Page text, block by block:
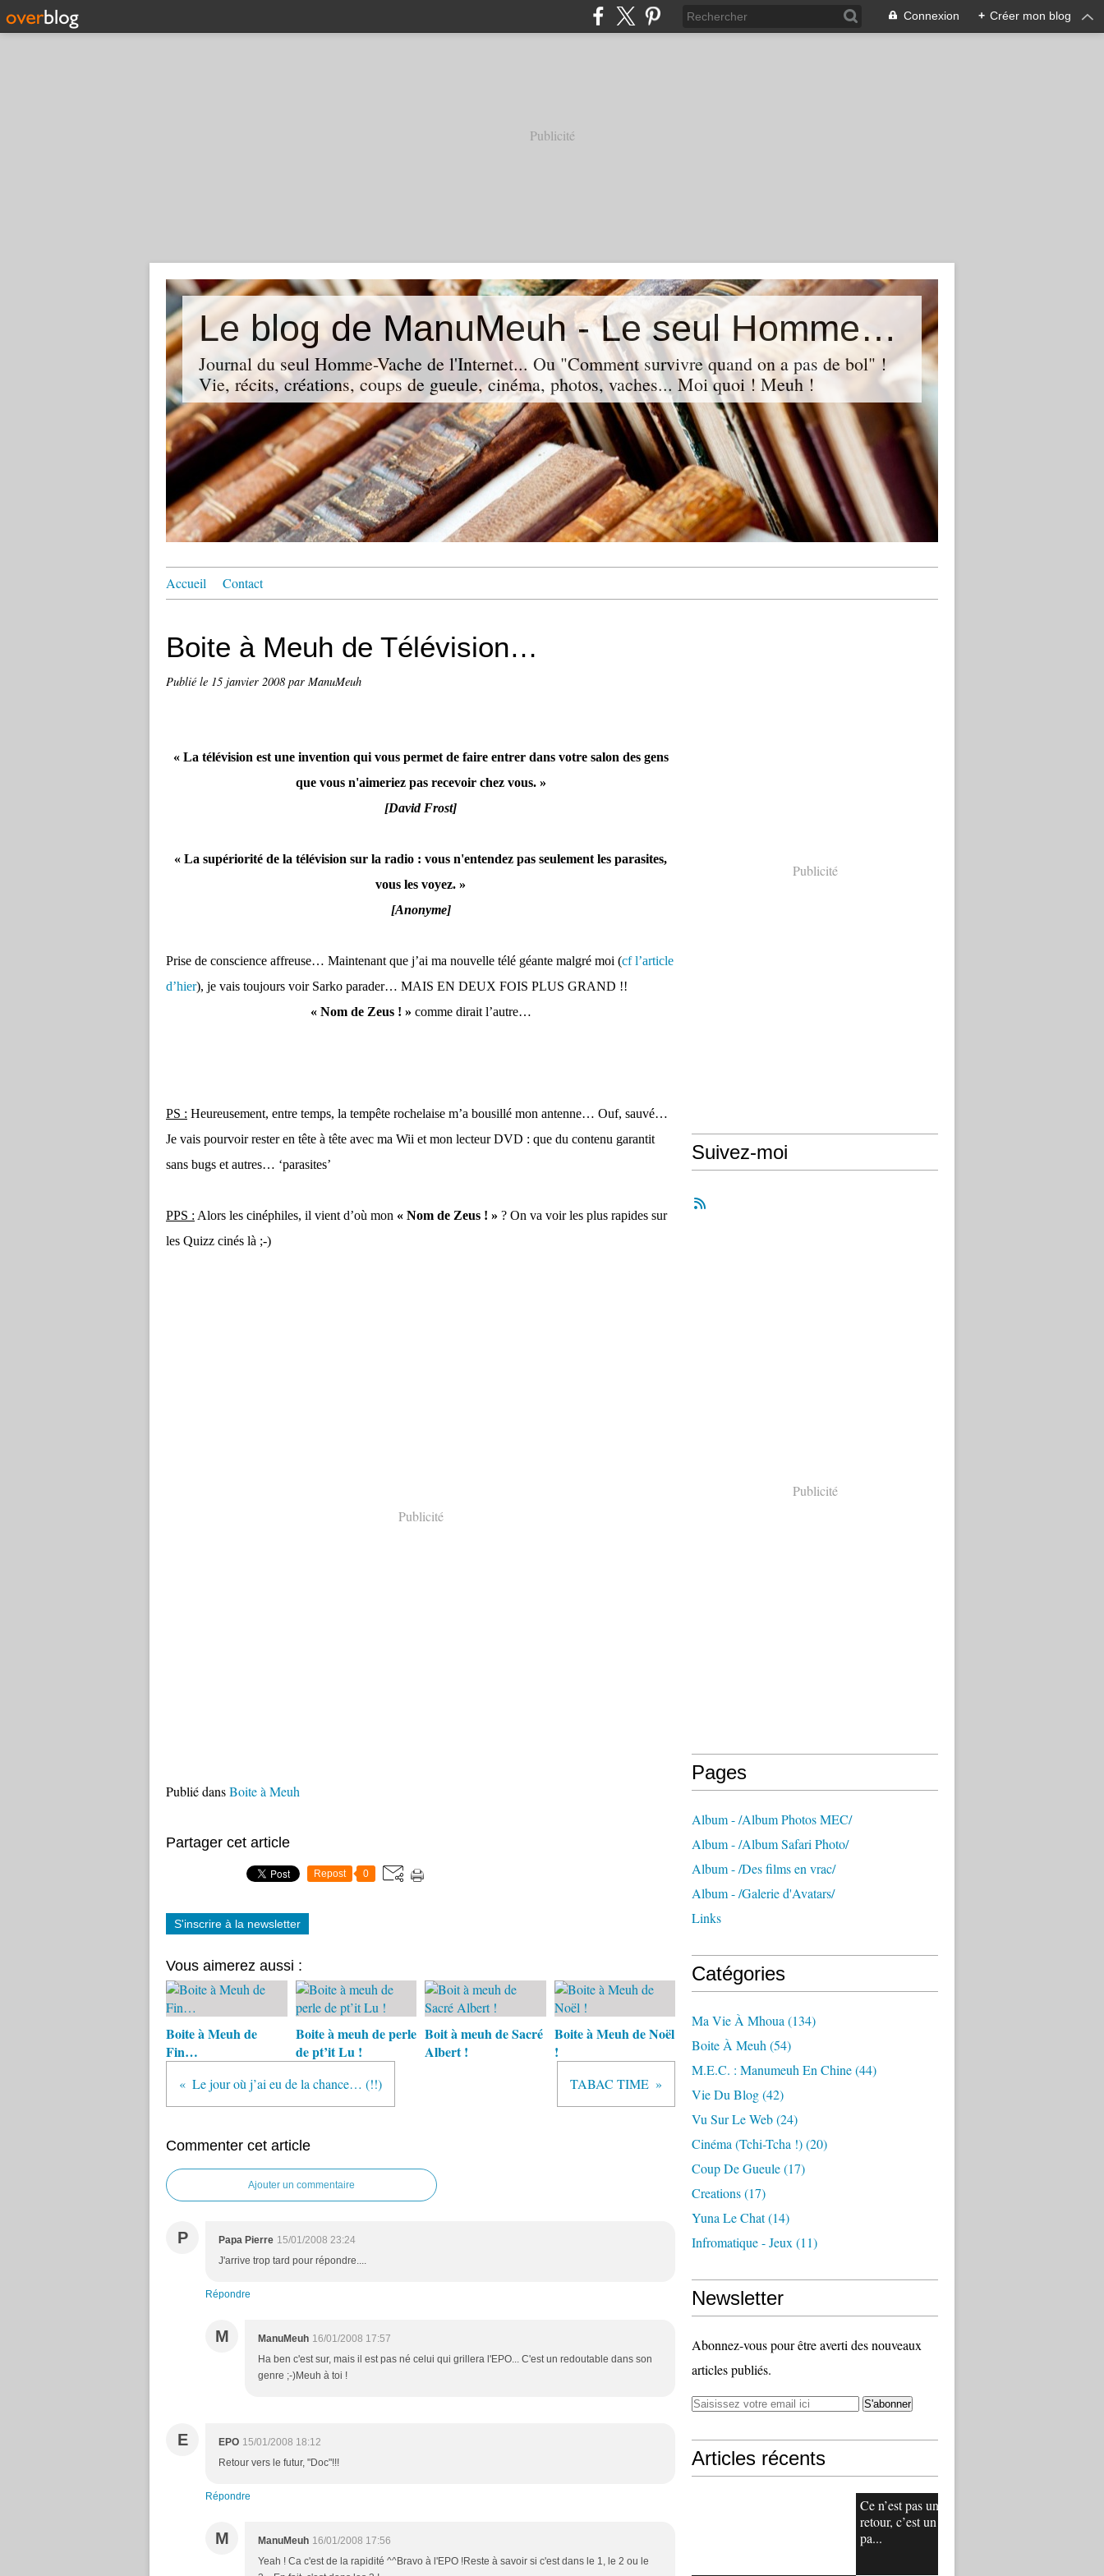
Connexion + Créer mon blog
Publicité
Le blog de ManuMeuh - Le seul Homme-Vache de l&#39;Internet
Journal du seul Homme-Vache de l'Internet... Ou "Comment survivre quand on a pas de bol" !
Vie, récits, créations, coups de gueule, cinéma, photos, vaches... Moi quoi ! Meuh !
Accueil Contact
Boite à Meuh de Télévision…
Publié le 15 janvier 2008 par ManuMeuh
« La télévision est une invention qui vous permet de faire entrer dans votre salon des gens
que vous n'aimeriez pas recevoir chez vous. »
[David Frost]
« La supériorité de la télévision sur la radio : vous n'entendez pas seulement les parasites,
vous les voyez. »
[Anonyme]
Prise de conscience affreuse… Maintenant que j’ai ma nouvelle télé géante malgré moi (cf l’article
d’hier), je vais toujours voir Sarko parader… MAIS EN DEUX FOIS PLUS GRAND !!
« Nom de Zeus ! » comme dirait l’autre…
PS : Heureusement, entre temps, la tempête rochelaise m’a bousillé mon antenne… Ouf, sauvé…
Je vais pourvoir rester en tête à tête avec ma Wii et mon lecteur DVD : que du contenu garantit
sans bugs et autres… ‘parasites’
PPS : Alors les cinéphiles, il vient d’où mon « Nom de Zeus ! » ? On va voir les plus rapides sur
les Quizz cinés là ;-)
Publicité
Publié dansBoite à Meuh
Partager cet article
Repost 0
S'inscrire à la newsletter
Vous aimerez aussi :
Boite à Meuh de
Fin…
Boite à meuh de perle
de pt’it Lu !
Boit à meuh de Sacré
Albert !
Boite à Meuh de Noël
!
Le jour où j’ai eu de la chance… (!!) TABAC TIME
Commenter cet article
Ajouter un commentaire
P Papa Pierre 15/01/2008 23:24
J'arrive trop tard pour répondre....
Répondre
M ManuMeuh 16/01/2008 17:57
Ha ben c'est sur, mais il est pas né celui qui grillera l'EPO... C'est un redoutable dans son
genre ;-)Meuh à toi !
E EPO 15/01/2008 18:12
Retour vers le futur, "Doc"!!!
Répondre
M ManuMeuh 16/01/2008 17:56
Yeah ! Ca c'est de la rapidité ^^Bravo à l'EPO !Reste à savoir si c'est dans le 1, le 2 ou le
Publicité
Suivez-moi
Publicité
Pages
Album - /Album Photos MEC/
Album - /Album Safari Photo/
Album - /Des films en vrac/
Album - /Galerie d'Avatars/
Links
Catégories
Ma Vie À Mhoua (134)
Boite À Meuh (54)
M.e.c. : Manumeuh En Chine(44)
Vie Du Blog(42)
Vu Sur Le Web(24)
Cinéma (tchi-Tcha !)(20)
Coup De Gueule(17)
Creations(17)
Yuna Le Chat(14)
Infromatique - Jeux (11)
Newsletter
Abonnez-vous pour être averti des nouveaux
articles publiés.
Articles récents
Ce n’est pas un
retour, c’est un
pa...